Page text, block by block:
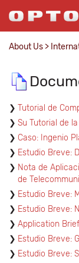
About Us >
Tutorial de
Su Tutorial de
Caso: Ingenio
Estudio Breve:
Nota de
de
Estudio Breve:
Estudio Breve:
Application
Estudio Breve:
Estudio Breve: